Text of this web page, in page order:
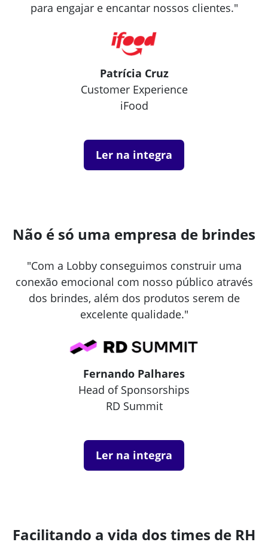
para engajar e encantar nossos clientes."
Patrícia Cruz
Customer Experience
iFood
Ler na integra
Não é só uma empresa de brindes
"Com a Lobby conseguimos construir uma
conexão emocional com nosso público através
dos brindes, além dos produtos serem de
excelente qualidade."
Fernando Palhares
Head of Sponsorships
RD Summit
Ler na integra
Facilitando a vida dos times de RH